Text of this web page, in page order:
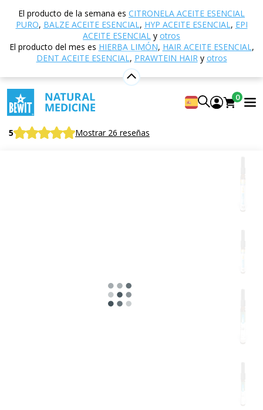
El producto de la semana es CITRONELA ACEITE ESENCIAL
PURO, BALZE ACEITE ESENCIAL, HYP ACEITE ESENCIAL, EPI
ACEITE ESENCIAL y otros
El producto del mes es HIERBA LIMÓN, HAIR ACEITE ESENCIAL,
DENT ACEITE ESENCIAL, PRAWTEIN HAIRy otros
0
Inicio Tienda electrónica
esenciales
Mezclas de aceites esenciales
Courage
Courage aceite esencial
Mezcla 100% pura y natural de aceites esenciales
CTEO®
5 Mostrar 26 reseñas